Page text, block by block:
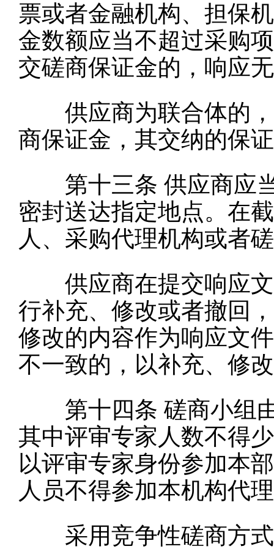
票或者金融机构、担保
金数额应当不超过采购
交磋商保证金的，响应
供应商为联合体的，
商保证金，其交纳的保
第十三条 供应商应
密封送达指定地点。在
人、采购代理机构或者
供应商在提交响应文
行补充、修改或者撤回
修改的内容作为响应文
不一致的，以补充、修
第十四条 磋商小组
其中评审专家人数不得
以评审专家身份参加本
人员不得参加本机构代
采用竞争性磋商方式